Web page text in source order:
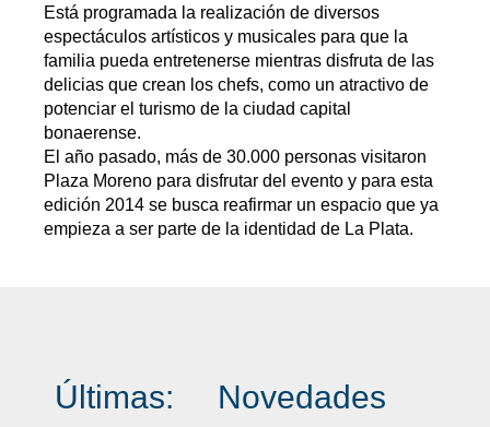
Está programada la realización de diversos
espectáculos artísticos y musicales para que la
familia pueda entretenerse mientras disfruta de las
delicias que crean los chefs, como un atractivo de
potenciar el turismo de la ciudad capital
bonaerense.
El año pasado, más de 30.000 personas visitaron
Plaza Moreno para disfrutar del evento y para esta
edición 2014 se busca reafirmar un espacio que ya
empieza a ser parte de la identidad de La Plata.
Últimas: Novedades